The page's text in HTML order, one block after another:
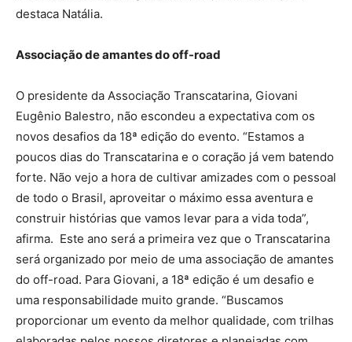
destaca Natália.
Associação de amantes do off-road
O presidente da Associação Transcatarina, Giovani
Eugênio Balestro, não escondeu a expectativa com os
novos desafios da 18ª edição do evento. “Estamos a
poucos dias do Transcatarina e o coração já vem batendo
forte. Não vejo a hora de cultivar amizades com o pessoal
de todo o Brasil, aproveitar o máximo essa aventura e
construir histórias que vamos levar para a vida toda”,
afirma. Este ano será a primeira vez que o Transcatarina
será organizado por meio de uma associação de amantes
do off-road. Para Giovani, a 18ª edição é um desafio e
uma responsabilidade muito grande. “Buscamos
proporcionar um evento da melhor qualidade, com trilhas